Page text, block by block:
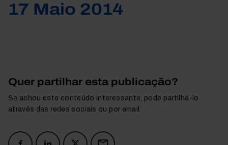
17 Maio 2014
Quer partilhar esta publicação?
Se achou este conteúdo interessante, pode partilhá-lo
através das redes sociais ou por email.